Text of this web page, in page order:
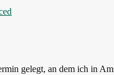
gelegt, an dem ich in